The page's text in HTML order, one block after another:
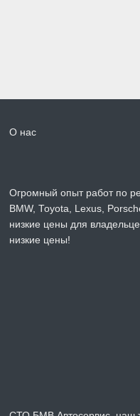
О нас
Огромный опыт работ по
BMW, Toyota, Lexus,
низкие цены для
низкие цены!